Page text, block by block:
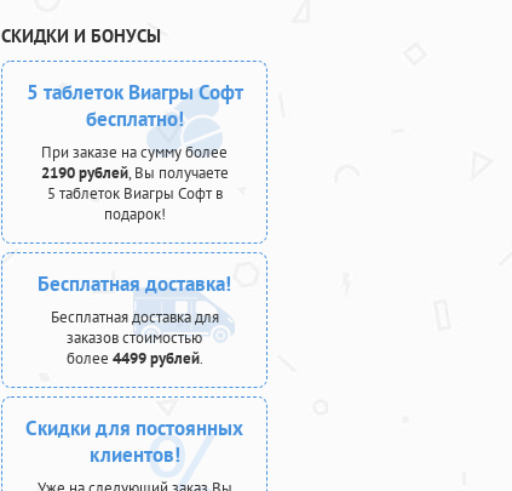
СКИДКИ И БОНУСЫ
5 таблеток Виагры Софт
бесплатно!
При заказе на сумму более
2190 рублей, Вы получаете
5 таблеток Виагры Софт в
подарок!
Бесплатная доставка!
Бесплатная доставка для
заказов стоимостью
более 4499 рублей.
Скидки для постоянных
клиентов!